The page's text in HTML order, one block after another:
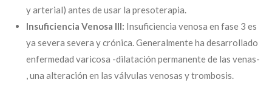
y arterial) antes de usar la presoterapia.
Insuficiencia Venosa III: Insuficiencia venosa en fase 3 es
ya severa severa y crónica. Generalmente ha desarrollado
enfermedad varicosa -dilatación permanente de las venas-
, una alteración en las válvulas venosas y trombosis.